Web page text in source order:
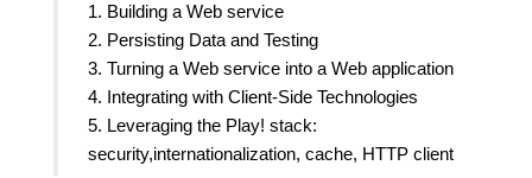
1. Building a Web service
2. Persisting Data and Testing
3. Turning a Web service into a Web application
4. Integrating with Client-Side Technologies
5. Leveraging the Play! stack:
security,internationalization, cache, HTTP client